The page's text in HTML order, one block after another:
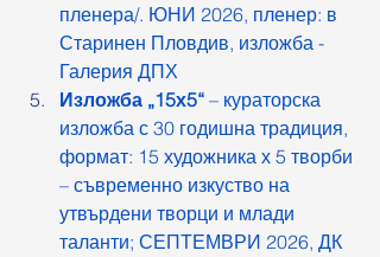
пленера/. ЮНИ 2026, пленер: в
Старинен Пловдив, изложба -
Галерия ДПХ
Изложба „15х5“ – кураторска
изложба с 30 годишна традиция,
формат: 15 художника х 5 творби
– съвременно изкуство на
утвърдени творци и млади
таланти; СЕПТЕМВРИ 2026, ДК